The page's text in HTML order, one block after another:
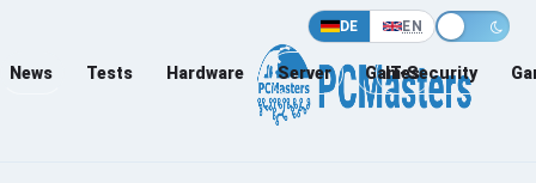
DE EN
News Tests Hardware Server Games
IT-Security